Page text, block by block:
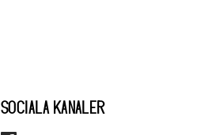
SOCIALA KANALER